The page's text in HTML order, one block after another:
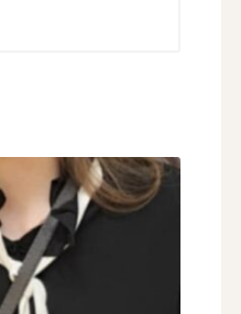
2026 / Bez kategorii
szkolna do Berlina,
Poznania i Gniezna 9